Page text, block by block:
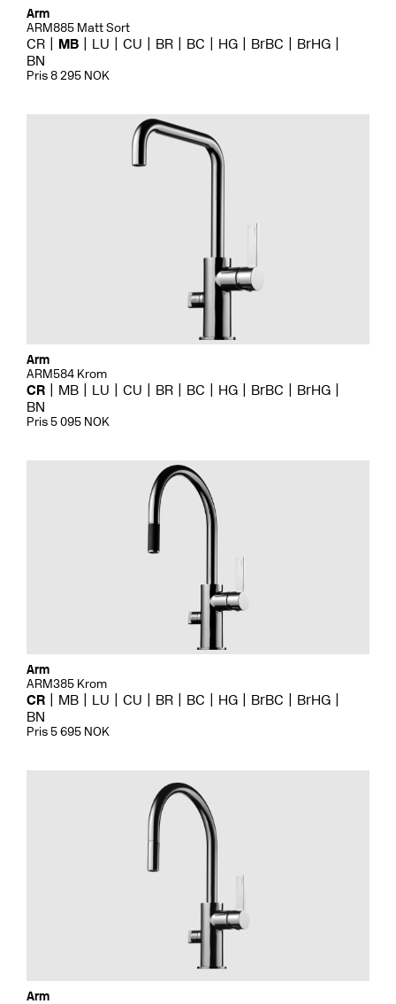
Arm
ARM885 Matt Sort
CR MB LU CU BR BC HG BrBC
BrHG
BN
Pris 8 295 NOK
Arm
ARM584 Krom
CR MB LU CU BR BC HG BrBC
BrHG
BN
Pris 5 095 NOK
Arm
ARM385 Krom
CR MB LU CU BR BC HG BrBC
BrHG
BN
Pris 5 695 NOK
Arm